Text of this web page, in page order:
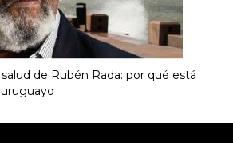
de Rubén Rada: por qué está